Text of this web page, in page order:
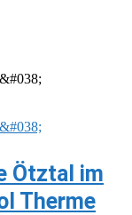
Ötztal im
Therme